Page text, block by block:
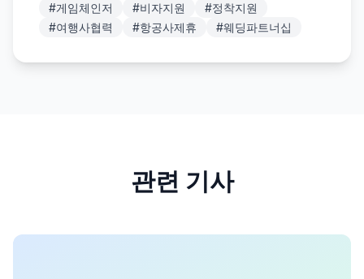
#게임체인저 #비자지원 #정착지원
#여행사협력 #항공사제휴 #웨딩파트너십
관련 기사